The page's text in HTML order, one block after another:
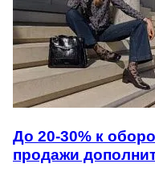
До 20-30% к
продажи